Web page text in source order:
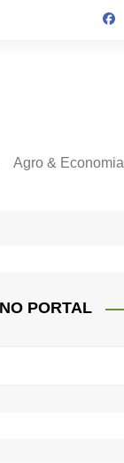
Agro & Economia
PORTAL